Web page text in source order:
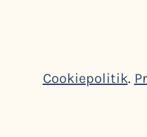
Cookiepolitik.